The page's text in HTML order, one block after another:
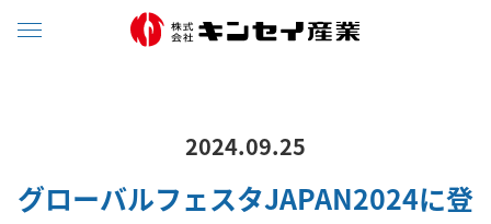
2024.09.25
グローバルフェスタJAPAN2024に登